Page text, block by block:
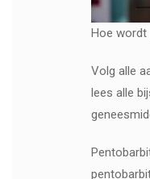
Hoe wordt
Volg alle
lees alle